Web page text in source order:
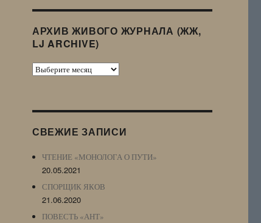
АРХИВ ЖИВОГО ЖУРНАЛА (ЖЖ,
LJ ARCHIVE)
Архив
Archive)
СВЕЖИЕ ЗАПИСИ
ЧТЕНИЕ «МОНОЛОГА О ПУТИ»
20.05.2021
СПОРЩИК ЯКОВ
21.06.2020
ПОВЕСТЬ «АНТ»